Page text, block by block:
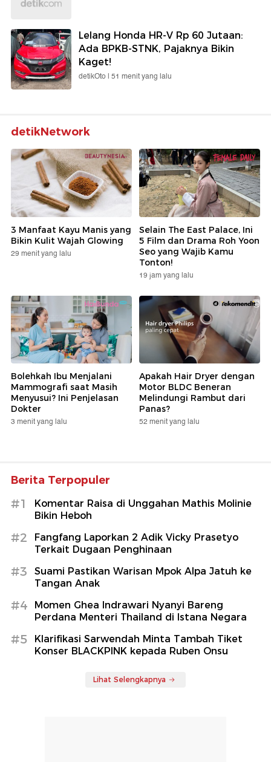
Lelang Honda HR-V Rp 60 Jutaan:
Ada BPKB-STNK, Pajaknya Bikin
Kaget!
detikOto | 51 menit yang lalu
detikNetwork
3 Manfaat Kayu Manis yang
Bikin Kulit Wajah Glowing
29 menit yang lalu
Selain The East Palace, Ini
5 Film dan Drama Roh Yoon
Seo yang Wajib Kamu
Tonton!
19 jam yang lalu
Bolehkah Ibu Menjalani
Mammografi saat Masih
Menyusui? Ini Penjelasan
Dokter
3 menit yang lalu
Apakah Hair Dryer dengan
Motor BLDC Beneran
Melindungi Rambut dari
Panas?
52 menit yang lalu
Berita Terpopuler
#1
Komentar Raisa di Unggahan Mathis Molinie
Bikin Heboh
#2
Fangfang Laporkan 2 Adik Vicky Prasetyo
Terkait Dugaan Penghinaan
#3
Suami Pastikan Warisan Mpok Alpa Jatuh ke
Tangan Anak
#4
Momen Ghea Indrawari Nyanyi Bareng
Perdana Menteri Thailand di Istana Negara
#5
Klarifikasi Sarwendah Minta Tambah Tiket
Konser BLACKPINK kepada Ruben Onsu
Lihat Selengkapnya